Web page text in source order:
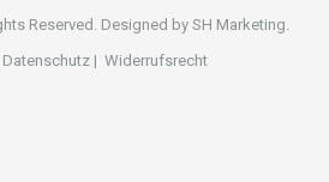
Reserved. Designed by SH Marketing.
Datenschutz| Widerrufsrecht